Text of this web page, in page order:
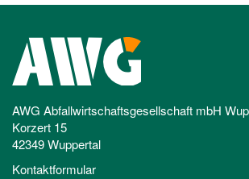
AWG Abfallwirtschaftsgesellschaft mbH
Korzert 15
42349 Wuppertal
Kontaktformular